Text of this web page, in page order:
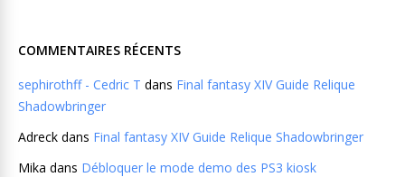
COMMENTAIRES RÉCENTS
sephirothff - Cedric T dans Final fantasy XIV Guide Relique
Shadowbringer
Adreck dans Final fantasy XIV Guide Relique Shadowbringer
Mika dans Débloquer le mode demo des PS3 kiosk